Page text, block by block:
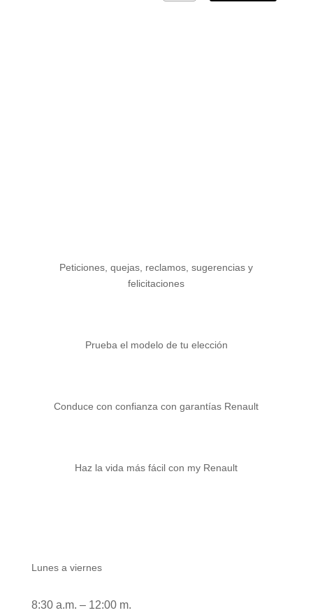
Peticiones, quejas, reclamos, sugerencias y
felicitaciones
Prueba el modelo de tu elección
Conduce con confianza con garantías Renault
Haz la vida más fácil con my Renault
Lunes a viernes
8:30 a.m. – 12:00 m.